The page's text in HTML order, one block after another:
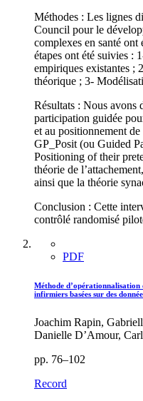
Méthodes : Les lignes
Council pour le
complexes en santé
étapes ont été suivies :
empiriques existantes ;
théorique ; 3-
Résultats : Nous avons
participation guidée
et au positionnement
GP_Posit (ou Guided
Positioning of their
théorie de
ainsi que la théorie
Conclusion : Cette
contrôlé randomisé
PDF
Méthode d’opérationnalisation
infirmiers basées sur des
Joachim Rapin,
Danielle D’Amour,
pp. 76–102
Record